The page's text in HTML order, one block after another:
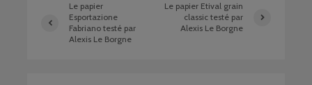
Le papier
Esportazione
Fabriano testé par
Alexis Le Borgne
Le papier Etival grain
classic testé par
Alexis Le Borgne